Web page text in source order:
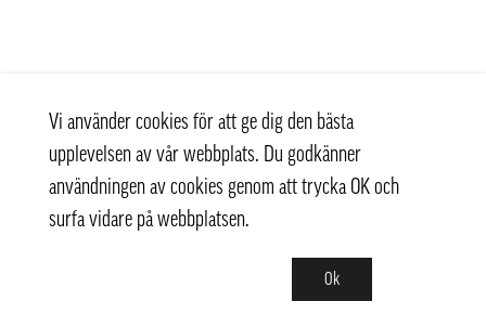
Vi använder cookies för att ge dig den bästa
upplevelsen av vår webbplats. Du godkänner
användningen av cookies genom att trycka OK och
surfa vidare på webbplatsen.
Ok